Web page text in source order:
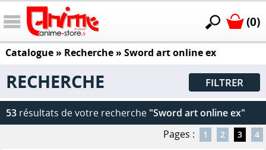
(0)
Catalogue» Recherche » Sword art online ex
RECHERCHE FILTRER
53 résultats de votre recherche "Sword art online ex"
Pages :
1 2 3 4